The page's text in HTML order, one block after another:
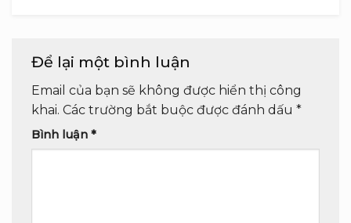
Để lại một bình luận
Email của bạn sẽ không được hiển thị công
khai. Các trường bắt buộc được đánh dấu *
Bình luận *